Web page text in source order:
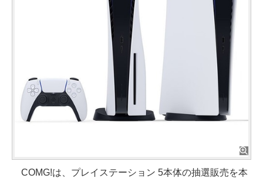
COMG!は、プレイステーション 5本体の抽選販売を本